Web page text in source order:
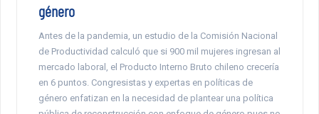
género
Antes de la pandemia, un estudio de la Comisión Nacional
de Productividad calculó que si 900 mil mujeres ingresan al
mercado laboral, el Producto Interno Bruto chileno crecería
en 6 puntos. Congresistas y expertas en políticas de
género enfatizan en la necesidad de plantear una política